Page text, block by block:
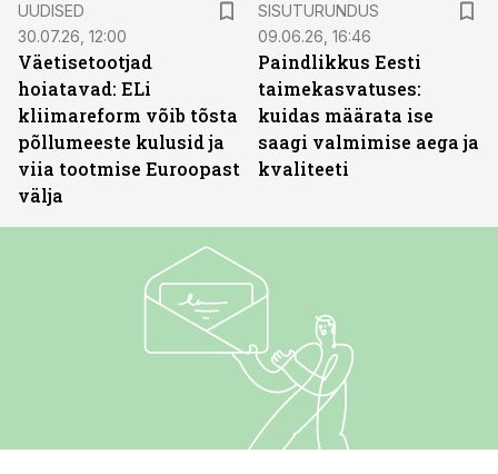
UUDISED
30.07.26, 12:00
Väetisetootjad
hoiatavad: ELi
kliimareform võib tõsta
põllumeeste kulusid ja
viia tootmise Euroopast
välja
SISUTURUNDUS
09.06.26, 16:46
Paindlikkus Eesti
taimekasvatuses:
kuidas määrata ise
saagi valmimise aega ja
kvaliteeti